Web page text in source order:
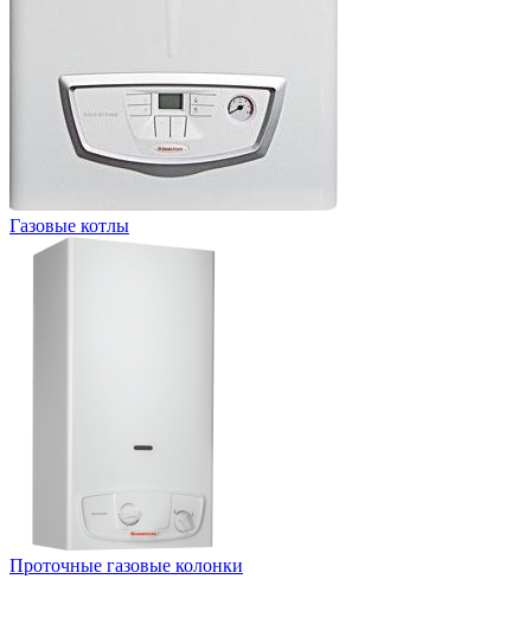
Газовые котлы
Проточные газовые колонки